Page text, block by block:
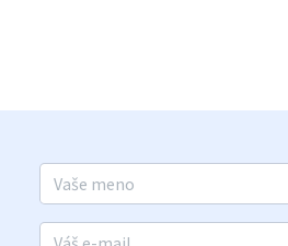
Meno a priezvisko
E-mail